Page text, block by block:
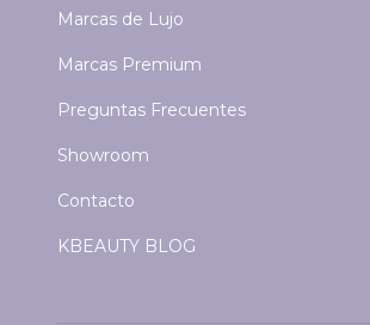
Marcas de Lujo
Marcas Premium
Preguntas Frecuentes
Showroom
Contacto
KBEAUTY BLOG